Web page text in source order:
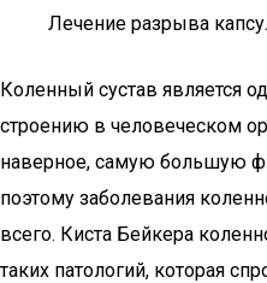
Лечение разрыва
Коленный сустав является
строению в человеческом
наверное, самую большую
поэтому заболевания
всего. Киста Бейкера
таких патологий, которая